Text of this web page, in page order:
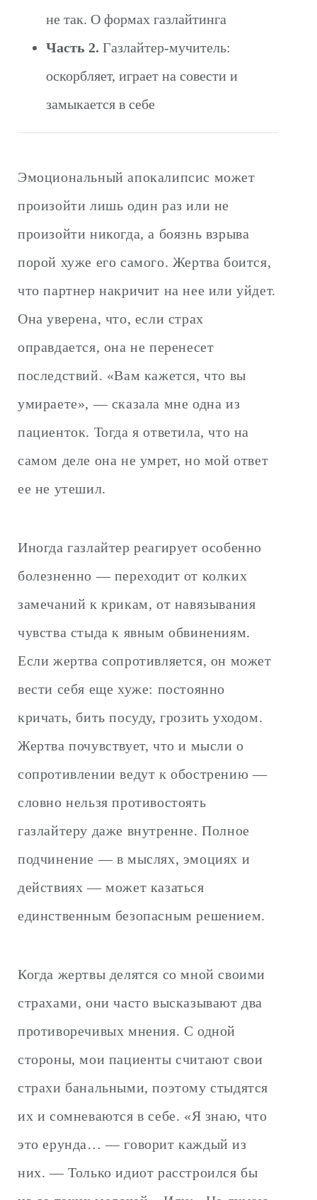
не так. О формах газлайтинга
Часть 2. Газлайтер-мучитель:
оскорбляет, играет на совести и
замыкается в себе
Эмоциональный апокалипсис может
произойти лишь один раз или не
произойти никогда, а боязнь взрыва
порой хуже его самого. Жертва боится,
что партнер накричит на нее или уйдет.
Она уверена, что, если страх
оправдается, она не перенесет
последствий. «Вам кажется, что вы
умираете», — сказала мне одна из
пациенток. Тогда я ответила, что на
самом деле она не умрет, но мой ответ
ее не утешил.
Иногда газлайтер реагирует особенно
болезненно — переходит от колких
замечаний к крикам, от навязывания
чувства стыда к явным обвинениям.
Если жертва сопротивляется, он может
вести себя еще хуже: постоянно
кричать, бить посуду, грозить уходом.
Жертва почувствует, что и мысли о
сопротивлении ведут к обострению —
словно нельзя противостоять
газлайтеру даже внутренне. Полное
подчинение — в мыслях, эмоциях и
действиях — может казаться
единственным безопасным решением.
Когда жертвы делятся со мной своими
страхами, они часто высказывают два
противоречивых мнения. С одной
стороны, мои пациенты считают свои
страхи банальными, поэтому стыдятся
их и сомневаются в себе. «Я знаю, что
это ерунда… — говорит каждый из
них. — Только идиот расстроился бы